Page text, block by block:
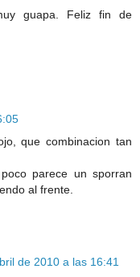
guapa. Feliz fin de
que combinacion tan
parece un sporran
al frente.
de 2010 a las 16:41